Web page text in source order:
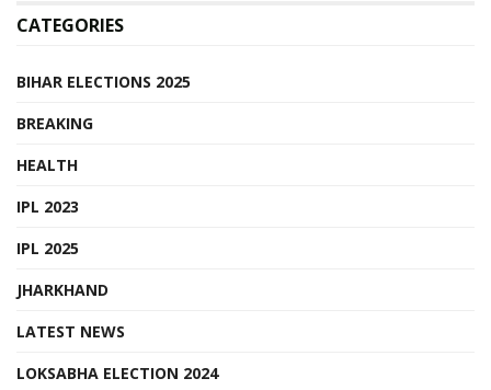
CATEGORIES
BIHAR ELECTIONS 2025
BREAKING
HEALTH
IPL 2023
IPL 2025
JHARKHAND
LATEST NEWS
LOKSABHA ELECTION 2024